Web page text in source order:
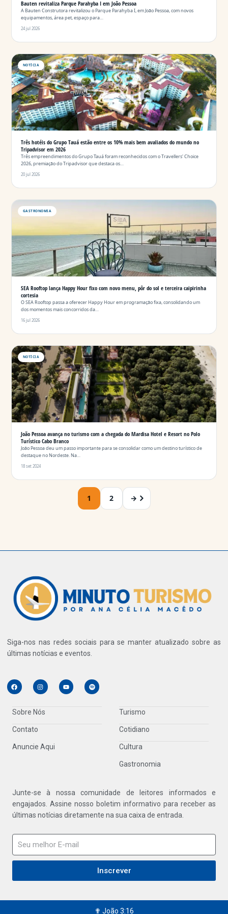
Bauten revitaliza Parque Parahyba I em João Pessoa
A Bauten Construtora revitalizou o Parque Parahyba I, em João Pessoa, com novos
equipamentos, área pet, espaço para…
24 jul 2026
NOTÍCIA
Três hotéis do Grupo Tauá estão entre os 10% mais bem avaliados do mundo no
Tripadvisor em 2026
Três empreendimentos do Grupo Tauá foram reconhecidos com o Travellers' Choice
2026, premiação do Tripadvisor que destaca os…
20 jul 2026
GASTRONOMIA
SEA Rooftop lança Happy Hour fixo com novo menu, pôr do sol e terceira caipirinha
cortesia
O SEA Rooftop passa a oferecer Happy Hour em programação fixa, consolidando um
dos momentos mais concorridos da…
16 jul 2026
NOTÍCIA
João Pessoa avança no turismo com a chegada do Mardisa Hotel e Resort no Polo
Turístico Cabo Branco
João Pessoa deu um passo importante para se consolidar como um destino turístico de
destaque no Nordeste. Na…
18 set 2024
1 2 →
Siga-nos nas redes sociais para se manter atualizado sobre as
últimas notícias e eventos.
Sobre Nós
Contato
Anuncie Aqui
Turismo
Cotidiano
Cultura
Gastronomia
Junte-se à nossa comunidade de leitores informados e
engajados. Assine nosso boletim informativo para receber as
últimas notícias diretamente na sua caixa de entrada.
Inscrever
✟ João 3:16